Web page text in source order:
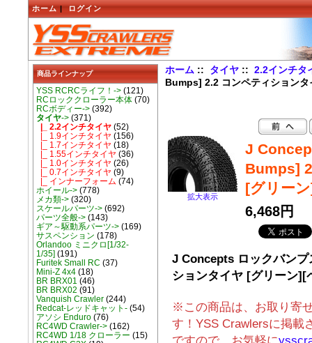
ホーム | ログイン
商品ラインナップ
YSS RCRCライフ！->(121)
RCロッククローラー本体(70)
RCボディー->(392)
タイヤ->(371)
|_ 2.2インチタイヤ(52)
|_ 1.9インチタイヤ (156)
|_ 1.7インチタイヤ (18)
|_ 1.55インチタイヤ (36)
|_ 1.0インチタイヤ (26)
|_ 0.7インチタイヤ (9)
|_ インナーフォーム (74)
ホイール->(778)
メカ類->(320)
スケールパーツ->(692)
パーツ全般->(143)
ギア～駆動系パーツ->(169)
サスペンション (178)
Orlandoo ミニクロ[1/32-
1/35] (191)
Furitek Small RC (37)
Mini-Z 4x4(18)
BR BRX01 (46)
BR BRX02 (91)
Vanquish Crawler(244)
Redcat-レッドキャット-(54)
アソシ Enduro(76)
RC4WD Crawler->(162)
RC4WD 1/18 クローラー (15)
ホーム :: タイヤ ::2.2インチタ
Bumps] 2.2 コンペティション
拡大表示
J
Bumps]
[グリー
6,468円
J Concepts ロックバン
ションタイヤ [グリーン][
※この商品は、お取り寄
す！YSS Crawlersに掲載
ですので、お気軽に